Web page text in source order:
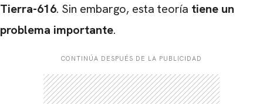
Tierra-616. Sin embargo, esta teoría tiene un
problema importante.
CONTINÚA DESPUÉS DE LA PUBLICIDAD